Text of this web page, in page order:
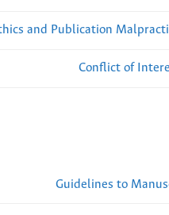
and Publication
Conflict of
Guidelines to